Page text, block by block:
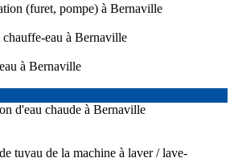
(furet, pompe) à Bernaville
eau à Bernaville
à Bernaville
d'eau chaude à Bernaville
tuyau de la machine à laver / lave-